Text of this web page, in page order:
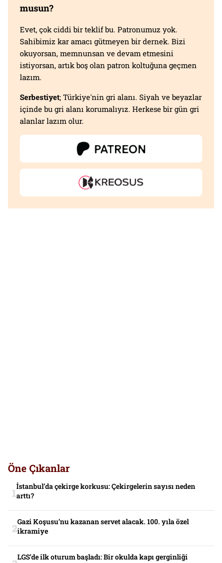
musun?
Evet, çok ciddi bir teklif bu. Patronumuz yok.
Sahibimiz kar amacı gütmeyen bir dernek. Bizi
okuyorsan, memnunsan ve devam etmesini
istiyorsan, artık boş olan patron koltuğuna geçmen
lazım.
Serbestiyet; Türkiye'nin gri alanı. Siyah ve beyazlar
içinde bu gri alanı korumalıyız. Herkese bir gün gri
alanlar lazım olur.
Öne Çıkanlar
İstanbul’da çekirge korkusu: Çekirgelerin sayısı neden
arttı?
Gazi Koşusu’nu kazanan servet alacak. 100. yıla özel
ikramiye
LGS’de ilk oturum başladı: Bir okulda kapı gerginliği